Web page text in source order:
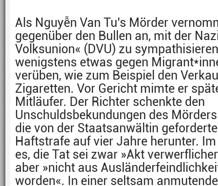
Als Nguyễn Van Tu’s Mörder
gegenüber den Bullen an, mit der
Volksunion« (DVU) zu
wenigstens etwas gegen
verüben, wie zum Beispiel den
Zigaretten. Vor Gericht mimte er
Mitläufer. Der Richter schenkte den
Unschuldsbekundungen des
die von der Staatsanwältin
Haftstrafe auf vier Jahre herunter.
es, die Tat sei zwar »Akt
aber »nicht aus
worden«. In einer seltsam